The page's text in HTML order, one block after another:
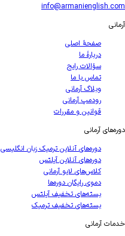
info@armanienglish.com
آرمانی
صفحهٔ اصلی
دربارهٔ ما
سؤالات رایج
تماس با ما
وبلاگ آرمانی
رودمپ آرمانی
قوانین و مقررات
دوره‌های آرمانی
دوره‌های آنلاین ترمیک زبان انگلیسی
دوره‌های آنلاین آیلتس
کلاس‌های لایو آرمانی
دموی رایگان دوره‌ها
بسته‌های تخفیف آیلتس
بسته‌های تخفیف ترمیک
خدمات آرمانی